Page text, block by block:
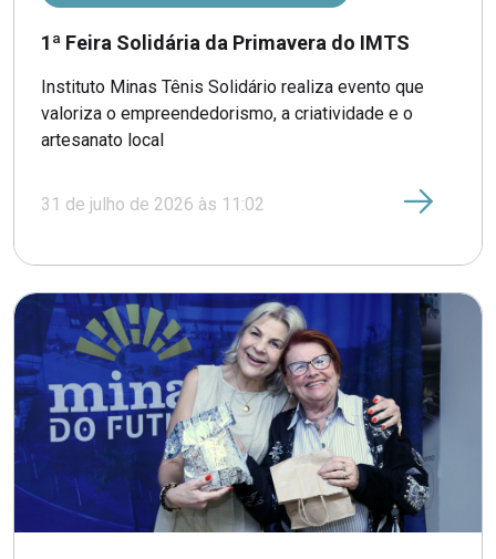
1ª Feira Solidária da Primavera do IMTS
Instituto Minas Tênis Solidário realiza evento que
valoriza o empreendedorismo, a criatividade e o
artesanato local
31 de julho de 2026 às 11:02